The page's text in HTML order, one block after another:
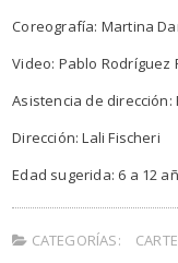
Coreografía: Martina
Video: Pablo Rodríguez
Asistencia de dirección:
Dirección: Lali Fischeri
Edad sugerida: 6 a 12
CATEGORÍAS: